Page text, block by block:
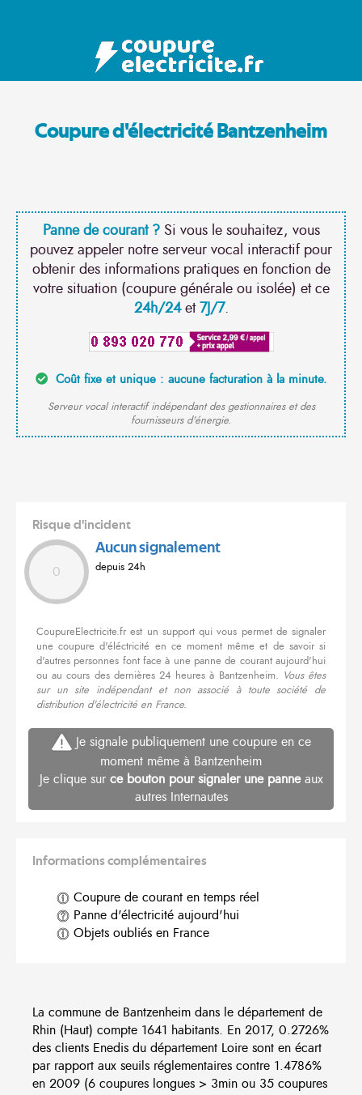
Coupure d'électricité Bantzenheim
Panne de courant ?Si vous le souhaitez, vous
pouvez appeler notre serveur vocal interactif pour
obtenir des informations pratiques en fonction de
votre situation (coupure générale ou isolée) et ce
24h/24et7J/7.
Coût fixe et unique : aucune facturation à la minute.
Serveur vocal interactif indépendant des gestionnaires et des
fournisseurs d'énergie.
Risque d'incident
0
Aucun signalement
depuis 24h
CoupureElectricite.fr est un support qui vous permet de signaler
une coupure d'éléctricité en ce moment même et de savoir si
d'autres personnes font face à une panne de courant aujourd'hui
ou au cours des dernières 24 heures à Bantzenheim. Vous êtes
sur un site indépendant et non associé à toute société de
distribution d'électricité en France.
Je signale publiquement une coupure en ce
moment même à Bantzenheim
Je clique sur ce bouton pour signaler une panneaux
autres Internautes
Informations complémentaires
Coupure de courant en temps réel
Panne d'électricité aujourd'hui
Objets oubliés en France
La commune de Bantzenheim dans le département de
Rhin (Haut) compte 1641 habitants. En 2017, 0.2726%
des clients Enedis du département Loire sont en écart
par rapport aux seuils réglementaires contre 1.4786%
en 2009 (6 coupures longues > 3min ou 35 coupures